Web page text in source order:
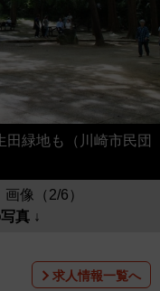
緑地も（川崎市民団
像（2/6）
真 ↓
求人情報一覧へ